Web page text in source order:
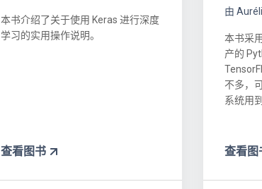
本书介绍了关于使用 Keras 进行深度
学习的实用操作说明。
查看图书
由
本书采
产的
不多，
系统用
查看图